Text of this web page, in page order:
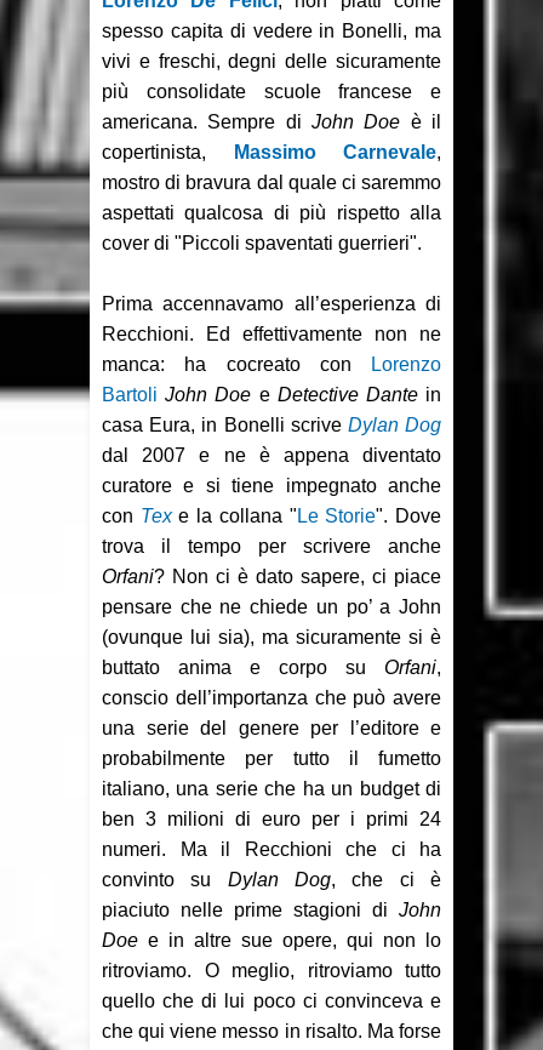
spesso capita di vedere in Bonelli, ma
vivi e freschi, degni delle sicuramente
più consolidate scuole francese e
americana. Sempre di John Doe è il
copertinista,
Massimo Carnevale,
mostro di bravura dal quale ci saremmo
aspettati qualcosa di più rispetto alla
cover di "Piccoli spaventati guerrieri".
Prima accennavamo all’esperienza di
Recchioni. Ed effettivamente non ne
manca: ha cocreato con
Lorenzo
Bartoli John Doe e Detective Dantein
casa Eura, in Bonelli scrive Dylan Dog
dal 2007 e ne è appena diventato
curatore e si tiene impegnato anche
con Texe la collana "Le Storie". Dove
trova il tempo per scrivere anche
Orfani? Non ci è dato sapere, ci piace
pensare che ne chiede un po’ a John
(ovunque lui sia), ma sicuramente si è
buttato anima e corpo su Orfani,
conscio dell’importanza che può avere
una serie del genere per l’editore e
probabilmente per tutto il fumetto
italiano, una serie che ha un budget di
ben 3 milioni di euro per i primi 24
numeri. Ma il Recchioni che ci ha
convinto su Dylan Dog, che ci è
piaciuto nelle prime stagioni di John
Doe e in altre sue opere, qui non lo
ritroviamo. O meglio, ritroviamo tutto
quello che di lui poco ci convinceva e
che qui viene messo in risalto. Ma forse